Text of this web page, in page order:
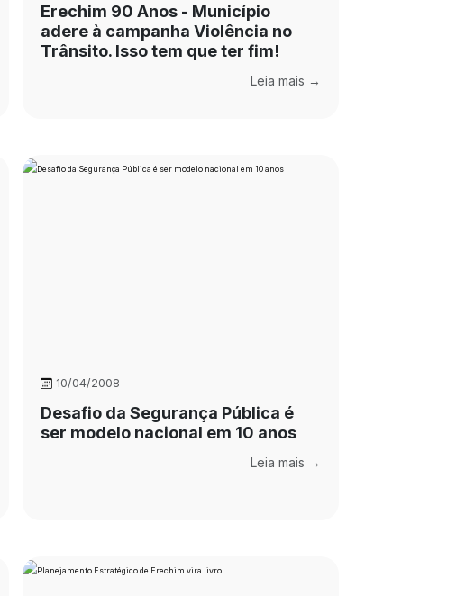
Erechim 90 Anos - Município
adere à campanha Violência no
Trânsito. Isso tem que ter fim!
Leia mais →
10/04/2008
Desafio da Segurança Pública é
ser modelo nacional em 10 anos
Leia mais →